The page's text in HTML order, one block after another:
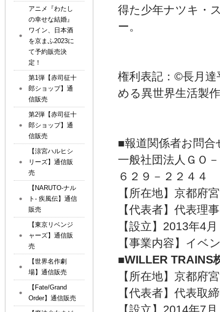
得た少年ナツキ・
ー。
権利表記：©長月達
める異世界生活製
■報道関係者お問合
一般社団法人ＧＯ
６２９－２２４４
【所在地】京都府
【代表者】代表理
【設立】2013年4月
【事業内容】イベ
■WILLER TRAINS
【所在地】京都府
【代表者】代表取
アニメ『わたし
の幸せな結婚』
ワイン、日本酒
を京まふ2023に
て予約販売決
定！
第1弾【赤司征十
郎ショップ】通
信販売
第2弾【赤司征十
郎ショップ】通
信販売
【涼宮ハルヒシ
リーズ】通信販
売
【NARUTO-ナル
ト- 疾風伝】通信
販売
【東京リベンジ
ャーズ】通信販
売
【世界名作劇
場】通信販売
【Fate/Grand
Order】通信販売